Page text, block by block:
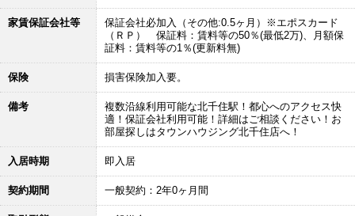
家賃保証会社等
保証会社必加入（その他:0.5ヶ月）※エポスカード
（ＲＰ） 保証料：賃料等の50％(最低2万)、月額保
証料：賃料等の1％(更新料無)
保険 損害保険加入要。
備考
複数沿線利用可能な北千住駅！都心へのアクセス快
適！保証会社利用可能！詳細はご相談ください！お
部屋探しはタウンハウジング北千住店へ！
入居時期 即入居
契約期間 一般契約：2年0ヶ月間